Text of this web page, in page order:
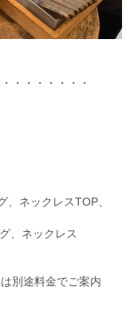
・・・・・・・
、ネックレスTOP、
、ネックレス
別途料金でご案内